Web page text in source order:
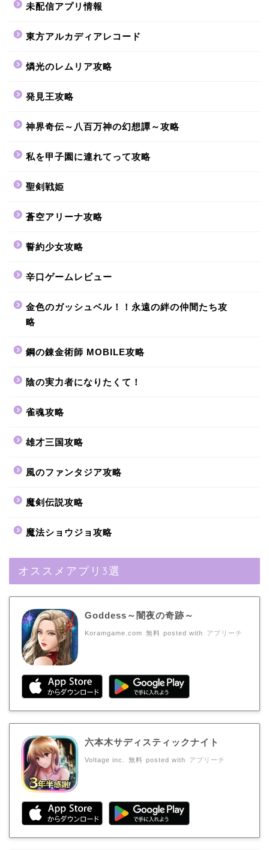
未配信アプリ情報
東方アルカディアレコード
燐光のレムリア攻略
発見王攻略
神界奇伝～八百万神の幻想譚～攻略
私を甲子園に連れてって攻略
聖剣戦姫
蒼空アリーナ攻略
誓約少女攻略
辛口ゲームレビュー
金色のガッシュベル！！永遠の絆の仲間たち攻
略
鋼の錬金術師 MOBILE攻略
陰の実力者になりたくて！
雀魂攻略
雄才三国攻略
風のファンタジア攻略
魔剣伝説攻略
魔法ショウジョ攻略
オススメアプリ3選
Goddess～闇夜の奇跡～
Koramgame.com 無料 posted with アプリーチ
六本木サディスティックナイト
Voltage inc. 無料 posted with アプリーチ